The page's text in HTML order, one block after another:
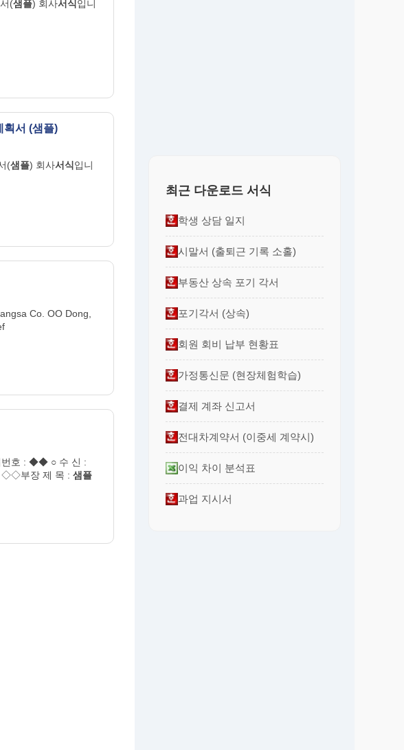
(샘플) 회사서식입니
획서 (샘플)
(샘플) 회사서식입니
Co. OO Dong,
번호 : ◆◆ ○ 수 신 :
◇◇부장 제 목 : 샘플
최근 다운로드 서식
학생 상담 일지
시말서 (출퇴근 기록 소홀)
부동산 상속 포기 각서
포기각서 (상속)
회원 회비 납부 현황표
가정통신문 (현장체험학습)
결제 계좌 신고서
전대차계약서 (이중세 계약시)
이익 차이 분석표
과업 지시서